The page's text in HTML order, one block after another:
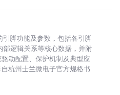
引脚功能及参数，包括各引脚
部逻辑关系等核心数据，并附
动配置、保护机制及典型应
杭州士兰微电子官方规格书